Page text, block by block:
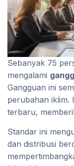
Sebanyak 75
mengalami
Gangguan ini
perubahan iklim.
terbaru,
Standar ini
dan distribusi